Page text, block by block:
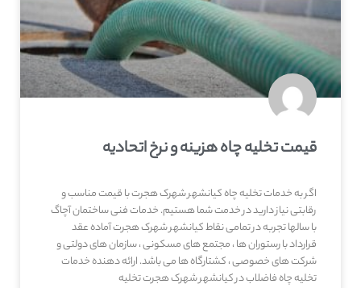
قیمت تخلیه چاه هزینه و نرخ اتحادیه
اگر به خدمات تخلیه چاه کیانشهر شهرک هجرت با قیمت مناسب و
رقابتی نیاز دارید در خدمت شما هستیم. خدمات فنی ساختمان آچاگ
با سالها تجربه در تمامی نقاط کیانشهر شهرک هجرت آماده عقد
قرارداد با رستوران ها ، مجتمع های مسکونی ، سازمان های دولتی و
شرکت های خصوصی ، کشتارگاه ها می باشد. ارائه دهنده خدمات
تخلیه چاه فاضلاب در کیانشهر شهرک هجرت تخلیه